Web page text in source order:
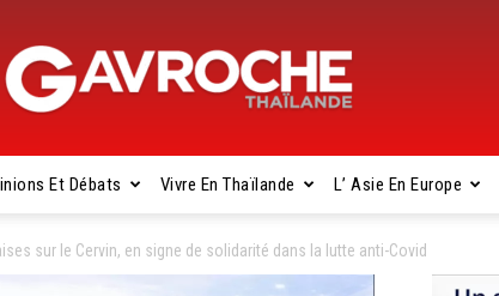
Gavroche
Et Débats Vivre En Thaïlande L’ Asie En Europe
sur le Cervin, en signe de solidarité dans la lutte anti-Covid